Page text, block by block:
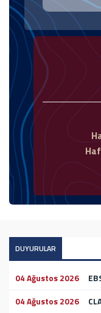
DUYURULAR
04 Ağustos 2026
04 Ağustos 2026